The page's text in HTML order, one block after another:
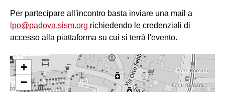
Per partecipare all'incontro basta inviare una mail a
lpo@padova.sism.org richiedendo le credenziali di
accesso alla piattaforma su cui si terrà l'evento.
+
−